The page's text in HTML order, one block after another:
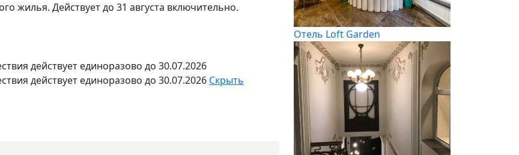
жилья. Действует до 31 августа включительно.
действует единоразово до 30.07.2026
действует единоразово до 30.07.2026 Скрыть
Отель Loft Garden